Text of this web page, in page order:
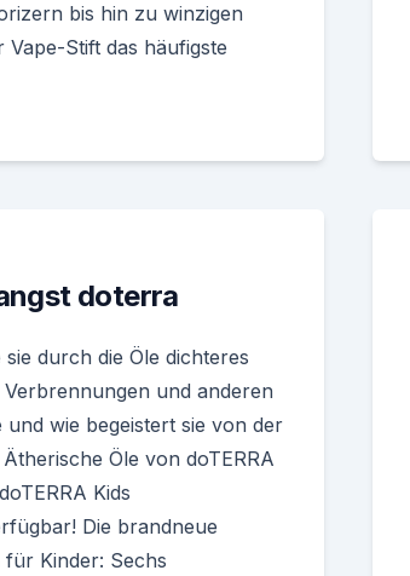
bis hin zu winzigen
Vape-Stift das häufigste
doterra
durch die Öle dichteres
und anderen
wie begeistert sie von der
Öle von doTERRA
Kids
Die brandneue
für Kinder: Sechs